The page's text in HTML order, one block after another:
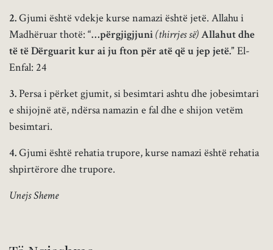
2.Gjumi është vdekje kurse namazi është jetë. Allahu i
Madhëruar thotë: “…përgjigjjuni(thirrjes së)Allahut dhe
të të Dërguarit kur ai ju fton për atë që u jep jetë.” El-
Enfal: 24
3.Persa i përket gjumit, si besimtari ashtu dhe jobesimtari
e shijojnë atë, ndërsa namazin e fal dhe e shijon vetëm
besimtari.
4.Gjumi është rehatia trupore, kurse namazi është rehatia
shpirtërore dhe trupore.
Unejs Sheme